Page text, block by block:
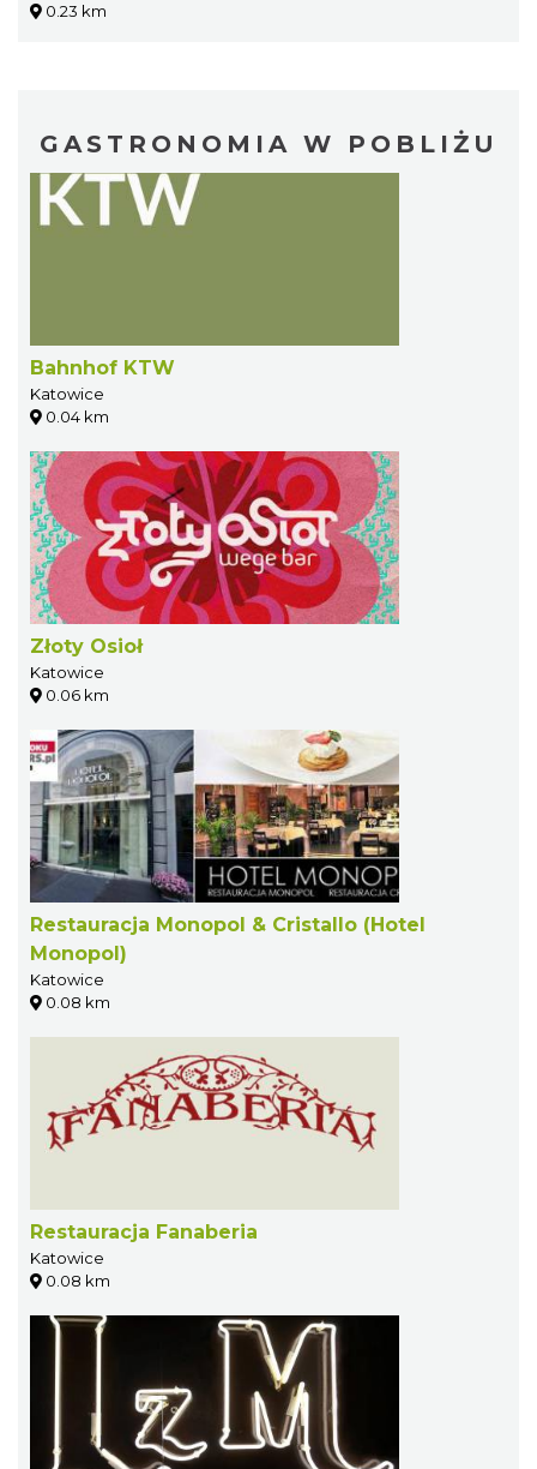
0.23 km
GASTRONOMIA W POBLIŻU
Bahnhof KTW
Katowice
0.04 km
Złoty Osioł
Katowice
0.06 km
Restauracja Monopol & Cristallo (Hotel
Monopol)
Katowice
0.08 km
Restauracja Fanaberia
Katowice
0.08 km